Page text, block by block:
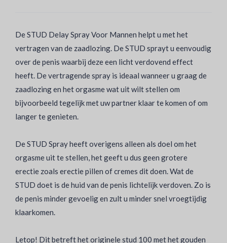
De STUD Delay Spray Voor Mannen helpt u met het
vertragen van de zaadlozing. De STUD sprayt u eenvoudig
over de penis waarbij deze een licht verdovend effect
heeft. De vertragende spray is ideaal wanneer u graag de
zaadlozing en het orgasme wat uit wilt stellen om
bijvoorbeeld tegelijk met uw partner klaar te komen of om
langer te genieten.
De STUD Spray heeft overigens alleen als doel om het
orgasme uit te stellen, het geeft u dus geen grotere
erectie zoals erectie pillen of cremes dit doen. Wat de
STUD doet is de huid van de penis lichtelijk verdoven. Zo is
de penis minder gevoelig en zult u minder snel vroegtijdig
klaarkomen.
Letop! Dit betreft het originele stud 100 met het gouden